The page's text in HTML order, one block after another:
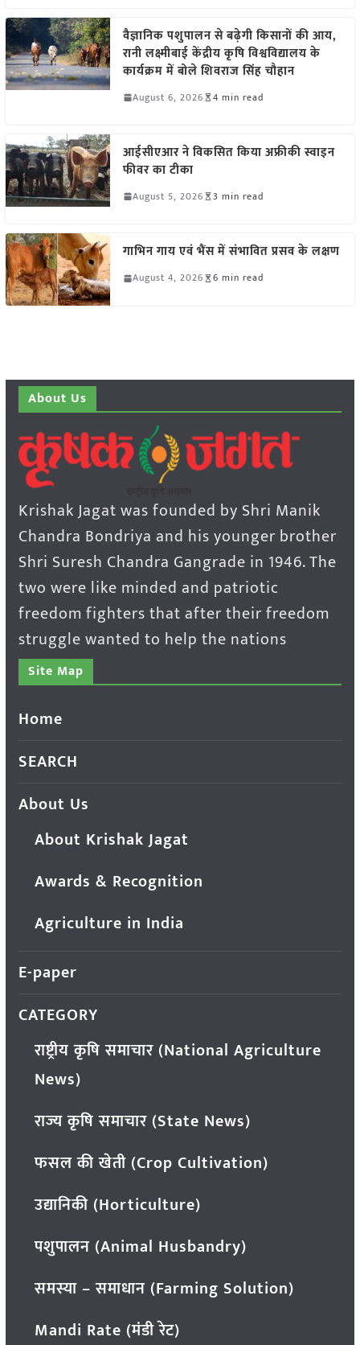
वैज्ञानिक पशुपालन से बढ़ेगी किसानों की आय,
रानी लक्ष्मीबाई केंद्रीय कृषि विश्वविद्यालय के
कार्यक्रम में बोले शिवराज सिंह चौहान
August 6, 2026 4 min read
आईसीएआर ने विकसित किया अफ्रीकी स्वाइन
फीवर का टीका
August 5, 2026 3 min read
गाभिन गाय एवं भैंस में संभावित प्रसव के लक्षण
August 4, 2026 6 min read
About Us
Krishak Jagat was founded by Shri Manik
Chandra Bondriya and his younger brother
Shri Suresh Chandra Gangrade in 1946. The
two were like minded and patriotic
freedom fighters that after their freedom
struggle wanted to help the nations
Site Map
Home
SEARCH
About Us
About Krishak Jagat
Awards & Recognition
Agriculture in India
E-paper
CATEGORY
राष्ट्रीय कृषि समाचार (National Agriculture
News)
राज्य कृषि समाचार (State News)
फसल की खेती (Crop Cultivation)
उद्यानिकी (Horticulture)
पशुपालन (Animal Husbandry)
समस्या – समाधान (Farming Solution)
Mandi Rate (मंडी रेट)